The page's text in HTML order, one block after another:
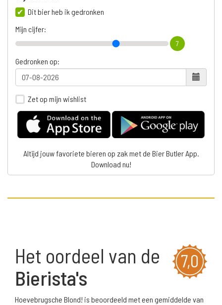
Dit bier heb ik gedronken
Mijn cijfer:
7
Gedronken op:
Zet op mijn wishlist
Altijd jouw favoriete bieren op zak met de Bier Butler App.
Download nu!
7,0
Het oordeel van de
Bierista's
Hoevebrugsche Blond! is beoordeeld met een gemiddelde van